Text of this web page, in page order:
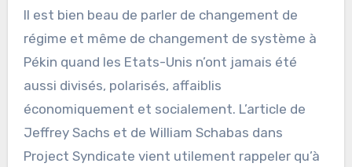
Il est bien beau de parler de changement de
régime et même de changement de système à
Pékin quand les Etats-Unis n’ont jamais été
aussi divisés, polarisés, affaiblis
économiquement et socialement. L’article de
Jeffrey Sachs et de William Schabas dans
Project Syndicate vient utilement rappeler qu’à